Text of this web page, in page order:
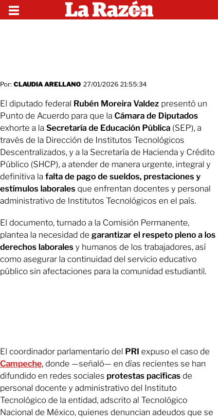
Por: CLAUDIA ARELLANO 27/01/2026 21:55:34
El diputado federal Rubén Moreira Valdez presentó un
Punto de Acuerdo para que la Cámara de Diputados
exhorte a la Secretaría de Educación Pública (SEP), a
través de la Dirección de Institutos Tecnológicos
Descentralizados, y a la Secretaría de Hacienda y Crédito
Público (SHCP), a atender de manera urgente, integral y
definitiva la falta de pago de sueldos, prestaciones y
estímulos laborales que enfrentan docentes y personal
administrativo de Institutos Tecnológicos en el país.
El documento, turnado a la Comisión Permanente,
plantea la necesidad de garantizar el respeto pleno a los
derechos laborales y humanos de los trabajadores, así
como asegurar la continuidad del servicio educativo
público sin afectaciones para la comunidad estudiantil.
El coordinador parlamentario del PRI expuso el caso de
Campeche, donde —señaló— en días recientes se han
difundido en redes sociales protestas pacíficas de
personal docente y administrativo del Instituto
Tecnológico de la entidad, adscrito al Tecnológico
Nacional de México, quienes denuncian adeudos que se